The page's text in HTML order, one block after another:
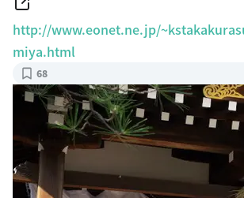
http://www.eonet.ne.jp/
miya.html
68